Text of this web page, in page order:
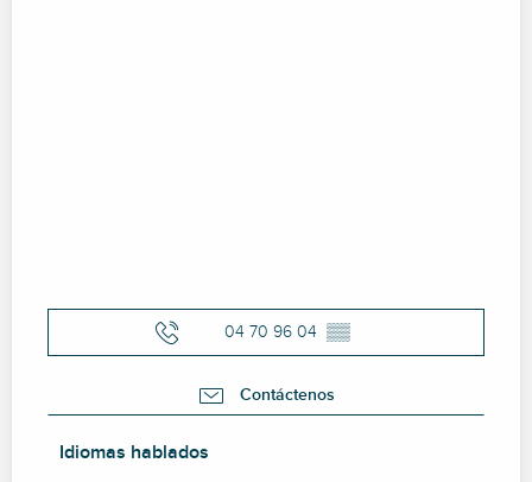
04 70 96 04 ▒▒
Contáctenos
Idiomas hablados
Idiomas hablados